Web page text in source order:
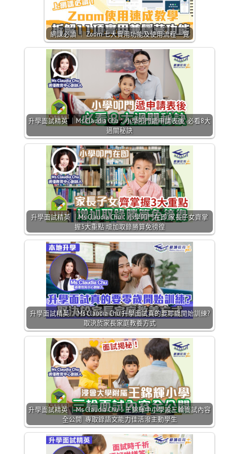
網課必讀 ｜ Zoom 七大實用功能及使用流程一覽
升學面試精英 ｜Ms Claudia Chu：小學叩門遞申請表後 必看8大
過關秘訣
升學面試精英 ｜Ms Claudia Chu：小學叩門在即 家長子女齊掌
握3大重點 增加取錄勝算免徬徨
升學面試精英 ｜Ms Claudia Chu 升學面試真的要零歲開始訓練?
取決於家長家庭教養方式
升學面試精英 ｜Ms Claudia Chu：王錦輝中小學設三輪面試內容
全公開 專取錄語文能力佳活潑主動學生